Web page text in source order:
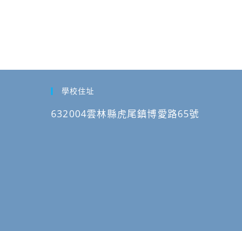
學校住址
632004雲林縣虎尾鎮博愛路65號